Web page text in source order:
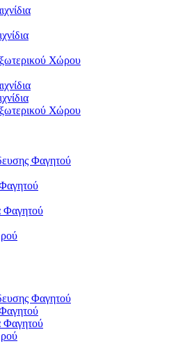
Χώρου
Χώρου
Φαγητού
Φαγητού
Φαγητού
Φαγητού